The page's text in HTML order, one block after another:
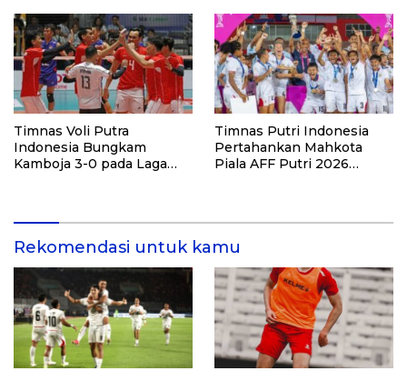
Timnas Voli Putra
Indonesia Bungkam
Kamboja 3-0 pada Laga
Timnas Putri Indonesia
Pertahankan Mahkota
Piala AFF Putri 2026
Rekomendasi untuk kamu